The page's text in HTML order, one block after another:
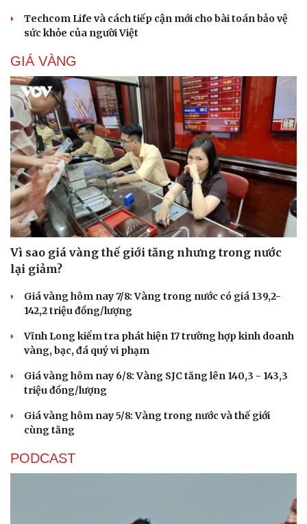
Cải chính
Techcom Life và cách tiếp cận mới cho bài toán bảo vệ
sức khỏe của người Việt
GIÁ VÀNG
Vì sao giá vàng thế giới tăng nhưng trong nước
lại giảm?
Giá vàng hôm nay 7/8: Vàng trong nước có giá 139,2-
142,2 triệu đồng/lượng
Vĩnh Long kiểm tra phát hiện 17 trường hợp kinh doanh
vàng, bạc, đá quý vi phạm
Giá vàng hôm nay 6/8: Vàng SJC tăng lên 140,3 - 143,3
triệu đồng/lượng
Giá vàng hôm nay 5/8: Vàng trong nước và thế giới
cùng tăng
PODCAST